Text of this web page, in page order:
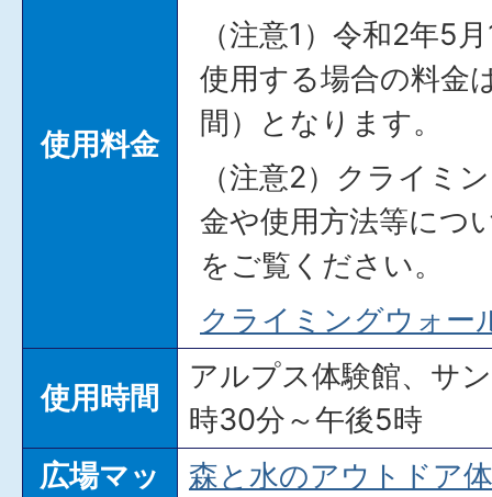
使用料金
（注意1）令和2年5
使用する場合の料金
間）となります。
（注意2）クライミ
金や使用方法等につ
をご覧ください。
クライミングウォー
使用時間
アルプス体験館、サ
時30分～午後5時
広場マッ
森と水のアウトドア